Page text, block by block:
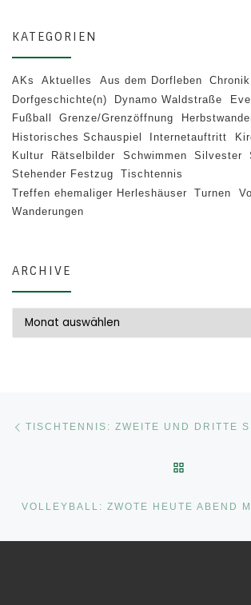
KATEGORIEN
AKs Aktuelles Aus dem Dorfleben Chronik
Dorfgeschichte(n)
Dynamo Waldstraße
Fußball
Grenze/Grenzöffnung
Historisches Schauspiel
Internetauftritt
Kultur
Rätselbilder Schwimmen Silvester
Stehender Festzug
Tischtennis
Treffen ehemaliger Herleshäuser
Turnen
Wanderungen
ARCHIVE
Beitragsnavigation
TISCHTENNIS: ZWEITE UND DRITTE
VOLLEYBALL: ZWOTE HEUTE ABEND